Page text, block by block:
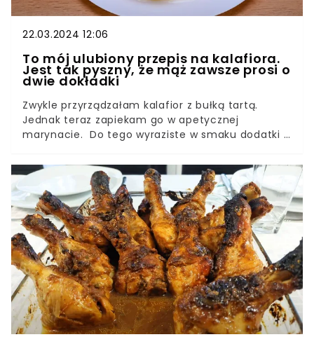
22.03.2024 12:06
To mój ulubiony przepis na kalafiora.
Jest tak pyszny, że mąż zawsze prosi o
dwie dokładki
Zwykle przyrządzałam kalafior z bułką tartą.
Jednak teraz zapiekam go w apetycznej
marynacie. Do tego wyraziste w smaku dodatki i
dobrze, że w mgnieniu oka znika z talerzy.